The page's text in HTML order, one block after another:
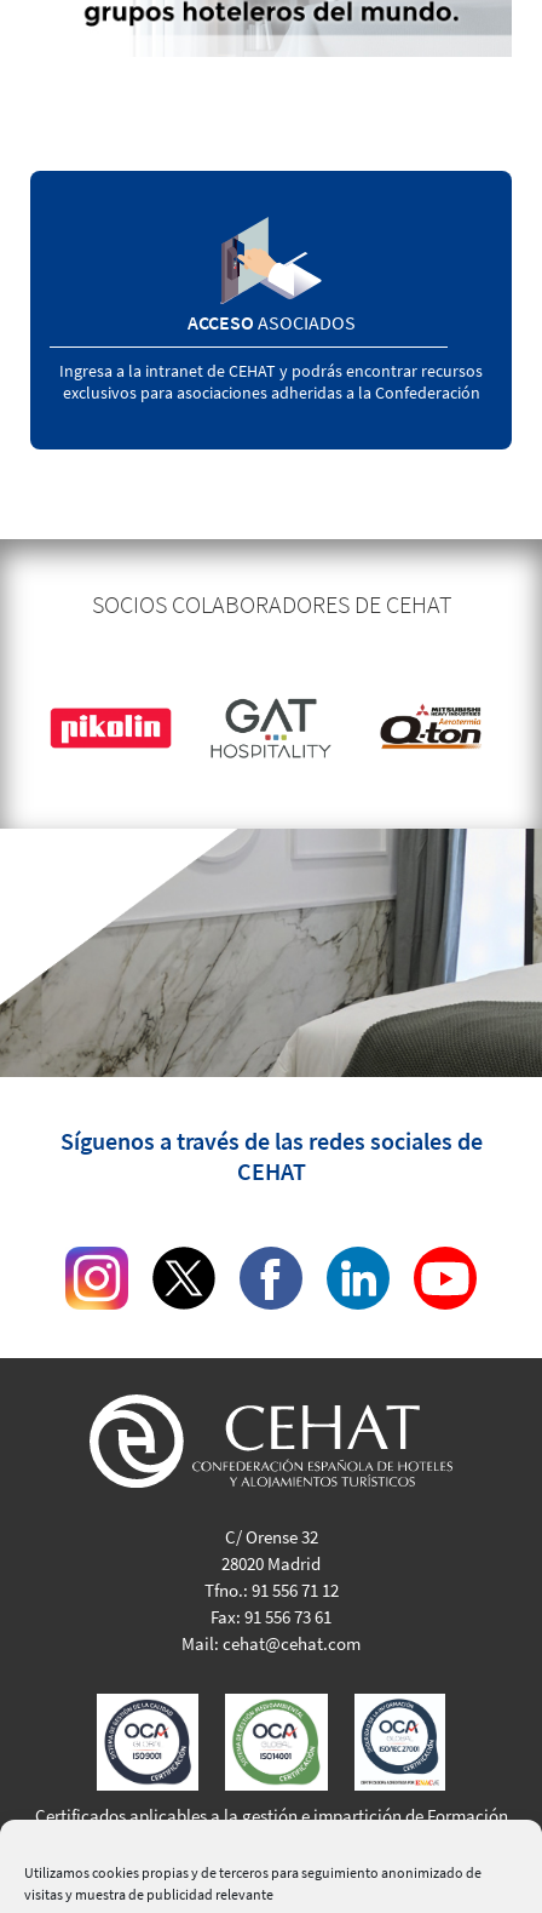
Utilizamos cookies propias y de terceros para seguimiento anonimizado de
visitas y muestra de publicidad relevante
ACCESO ASOCIADOS
Ingresa a la intranet de CEHAT y podrás encontrar recursos
exclusivos para asociaciones adheridas a la Confederación
SOCIOS COLABORADORES DE CEHAT
Síguenos a través de las redes sociales de
CEHAT
C/ Orense 32
28020 Madrid
Tfno.: 91 556 71 12
Fax: 91 556 73 61
Mail: cehat@cehat.com
Certificados aplicables a la gestión e impartición de Formación